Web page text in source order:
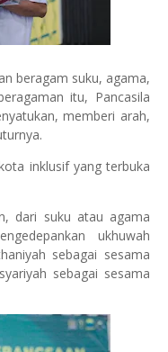
beragam suku, agama,
itu, Pancasila
memberi arah,
inklusif yang terbuka
dari suku atau agama
ukhuwah
sebagai sesama
sebagai sesama